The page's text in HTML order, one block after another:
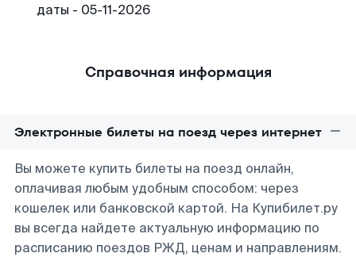
даты - 05-11-2026
Справочная информация
Электронные билеты на поезд через интернет
Вы можете купить билеты на поезд онлайн,
оплачивая любым удобным способом: через
кошелек или банковской картой. На Купибилет.ру
вы всегда найдете актуальную информацию по
расписанию поездов РЖД, ценам и направлениям.